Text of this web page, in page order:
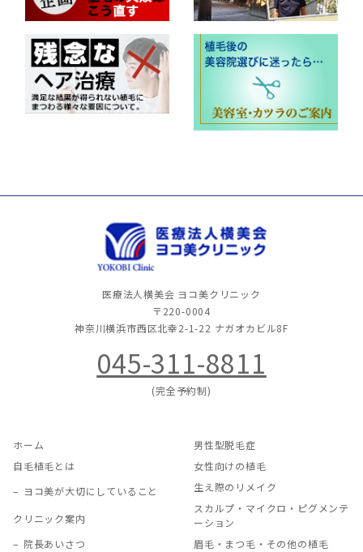
医療法人横美会 ヨコ美クリニック
〒220-0004
神奈川横浜市西区北幸2-1-22 ナガオカビル8F
045-311-8811
(完全予約制)
ホーム
自毛植毛とは
ヨコ美が大切にしていること
クリニック案内
院長あいさつ
男性型脱毛症
女性向けの植毛
生え際のリメイク
スカルプ・マイクロ・ピグメンテ
ーション
眉毛・まつ毛・その他の植毛